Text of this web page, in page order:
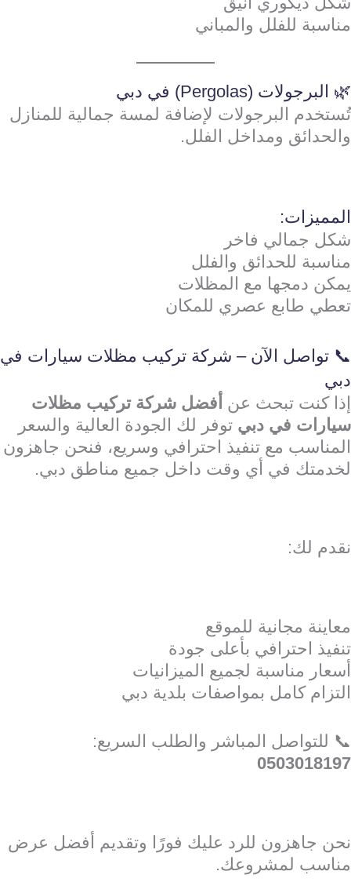
مناسبة للفلل والمباني
🌿 البرجولات (Pergolas) في دبي
تُستخدم البرجولات لإضافة لمسة جمالية للمنازل
والحدائق ومداخل الفلل.
المميزات:
شكل جمالي فاخر
مناسبة للحدائق والفلل
يمكن دمجها مع المظلات
تعطي طابع عصري للمكان
📞 تواصل الآن – شركة تركيب مظلات سيارات في
دبي
إذا كنت تبحث عن أفضل شركة تركيب مظلات
سيارات في دبي توفر لك الجودة العالية والسعر
المناسب مع تنفيذ احترافي وسريع، فنحن جاهزون
لخدمتك في أي وقت داخل جميع مناطق دبي.
نقدم لك:
معاينة مجانية للموقع
تنفيذ احترافي بأعلى جودة
أسعار مناسبة لجميع الميزانيات
التزام كامل بمواصفات بلدية دبي
📞 للتواصل المباشر والطلب السريع:
0503018197
نحن جاهزون للرد عليك فورًا وتقديم أفضل عرض
مناسب لمشروعك.